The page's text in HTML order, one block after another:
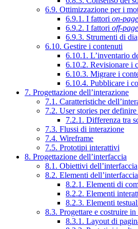
6.9. Ottimizzazione per i
6.9.1. I fattori on-page
6.9.2. I fattori off-page
6.9.3. Strumenti di
6.10. Gestire i contenuti
6.10.1. L’inventario
6.10.2. Revisionare i
6.10.3. Migrare i
6.10.4. Pubblicare i
7. Progettazione dell’interazione
7.1. Caratteristiche
7.2. User stories per
7.2.1. Differenza tra
7.3. Flussi di interazione
7.4. Wireframe
7.5. Prototipi interattivi
8. Progettazione dell’interfaccia
8.1. Obiettivi dell’interfaccia
8.2. Elementi dell’interfaccia
8.2.1. Elementi di
8.2.2. Elementi
8.2.3. Elementi
8.3. Progettare e costruire in
8.3.1. Layout di